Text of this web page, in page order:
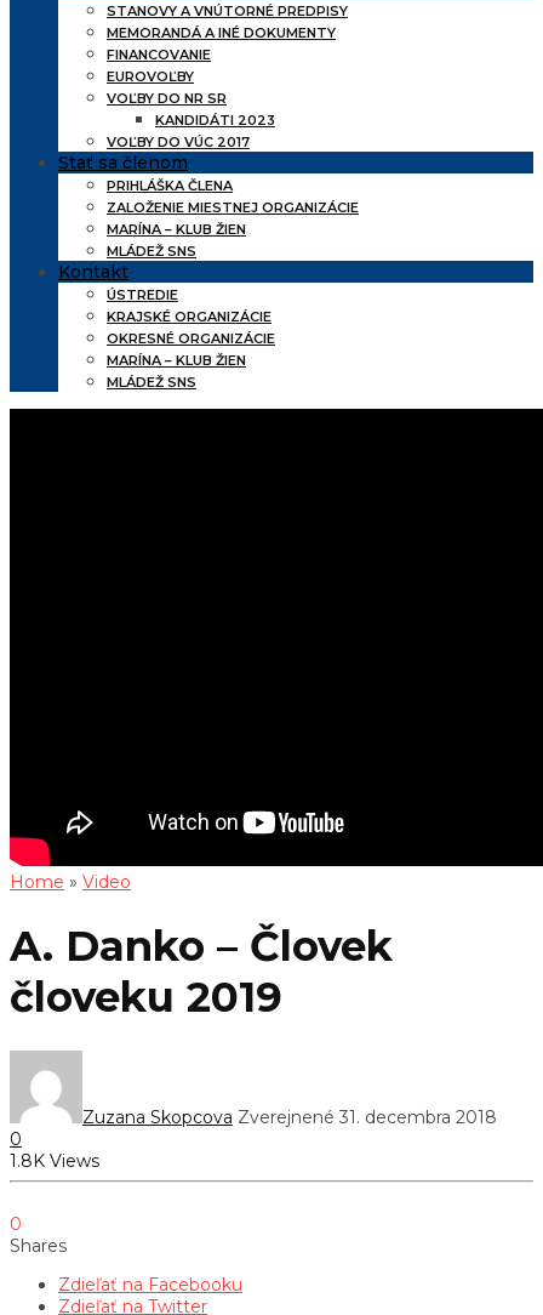
STANOVY A VNÚTORNÉ PREDPISY
MEMORANDÁ A INÉ DOKUMENTY
FINANCOVANIE
EUROVOĽBY
VOĽBY DO NR SR
KANDIDÁTI 2023
VOĽBY DO VÚC 2017
Stať sa členom
PRIHLÁŠKA ČLENA
ZALOŽENIE MIESTNEJ ORGANIZÁCIE
MARÍNA – KLUB ŽIEN
MLÁDEŽ SNS
Kontakt
ÚSTREDIE
KRAJSKÉ ORGANIZÁCIE
OKRESNÉ ORGANIZÁCIE
MARÍNA – KLUB ŽIEN
MLÁDEŽ SNS
Home » Video
A. Danko – Človek
človeku 2019
Zuzana Skopcova Zverejnené 31. decembra 2018
0
1.8K Views
0
Shares
Zdieľať na Facebooku
Zdieľať na Twitter